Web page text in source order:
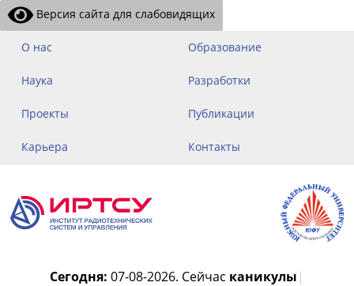
Версия сайта для слабовидящих
О нас Образование
Наука Разработки
Проекты Публикации
Карьера Контакты
Сегодня: 07-08-2026. Сейчас каникулы |